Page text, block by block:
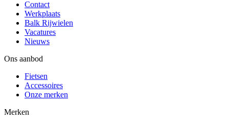
Contact
Werkplaats
Balk Rijwielen
Vacatures
Nieuws
Ons aanbod
Fietsen
Accessoires
Onze merken
Merken